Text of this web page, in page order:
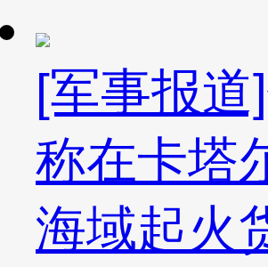
[军事报道
称在卡塔
海域起火